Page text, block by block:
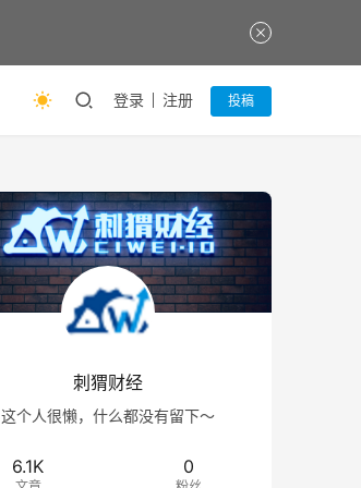
登录 注册 投稿
刺猬财经
这个人很懒，什么都没有留下～
6.1K 0